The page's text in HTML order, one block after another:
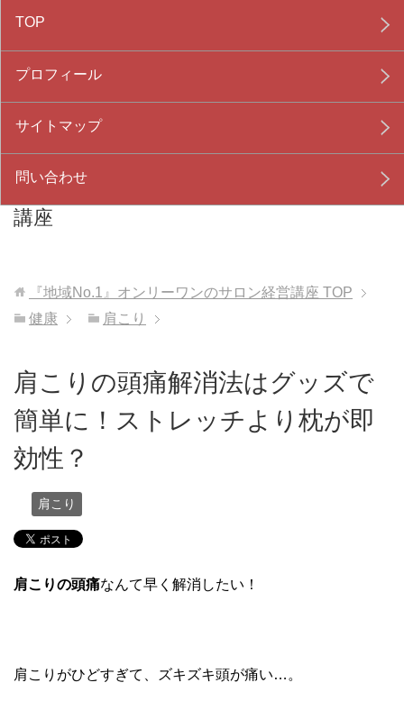
『地域No.1』オンリーワンのサロン経営
講座
TOP
プロフィール
サイトマップ
問い合わせ
『地域No.1』オンリーワンのサロン経営講座 TOP
健康
肩こり
肩こりの頭痛解消法はグッズで
簡単に！ストレッチより枕が即
効性？
肩こり
肩こりの頭痛なんて早く解消したい！
肩こりがひどすぎて、ズキズキ頭が痛い…。